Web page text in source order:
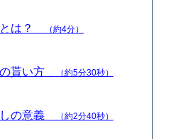
とは？ （約4分）
の貰い方 （約5分30秒）
しの意義 （約2分40秒）